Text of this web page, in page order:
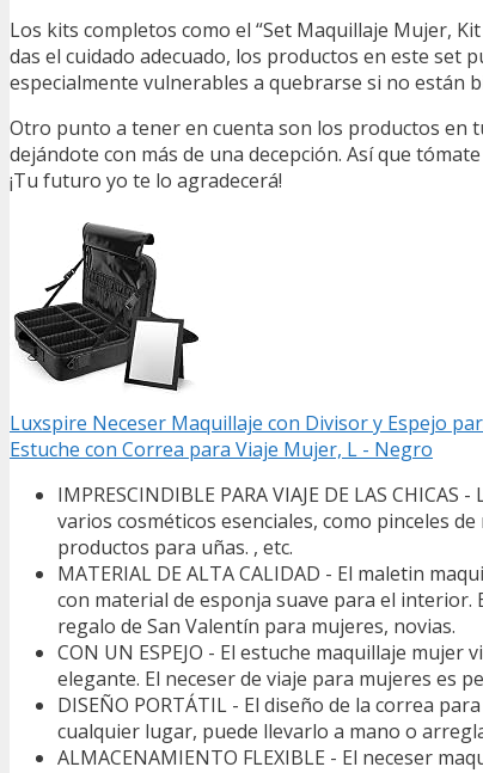
Los kits completos como el “Set Maquillaje Mujer,
das el cuidado adecuado, los productos en este set
especialmente vulnerables a quebrarse si no están
Otro punto a tener en cuenta son los productos en
dejándote con más de una decepción. Así que
¡Tu futuro yo te lo agradecerá!
Luxspire Neceser Maquillaje con Divisor y Espejo
Estuche con Correa para Viaje Mujer, L - Negro
IMPRESCINDIBLE PARA VIAJE DE LAS
varios cosméticos esenciales, como pinceles
productos para uñas. , etc.
MATERIAL DE ALTA CALIDAD - El maletin
con material de esponja suave para el interior.
regalo de San Valentín para mujeres, novias.
CON UN ESPEJO - El estuche maquillaje
elegante. El neceser de viaje para mujeres es
DISEÑO PORTÁTIL - El diseño de la correa
cualquier lugar, puede llevarlo a mano o
ALMACENAMIENTO FLEXIBLE - El neceser